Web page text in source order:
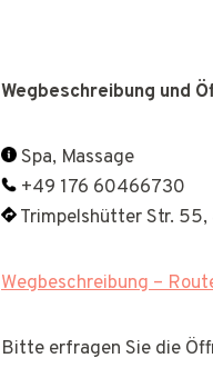
Wegbeschreibung und
Spa, Massage
+49 176 60466730
Trimpelshütter Str.
Wegbeschreibung –
Bitte erfragen Sie die